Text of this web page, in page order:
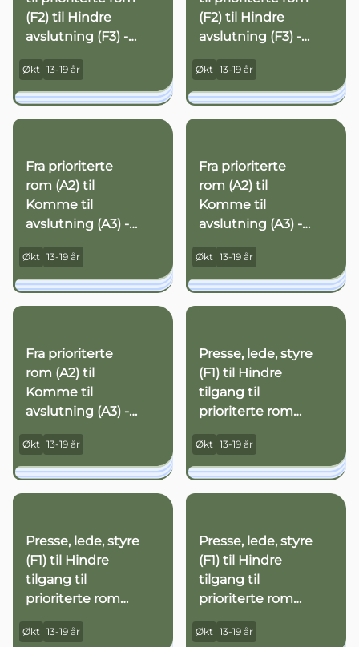
(F2) til Hindre
avslutning (F3) -
nr. 2
Økt 13-19 år
(F2) til Hindre
avslutning (F3) -
nr. 3
Økt 13-19 år
Fra prioriterte
rom (A2) til
Komme til
avslutning (A3) -
Nr. 1
Økt 13-19 år
Fra prioriterte
rom (A2) til
Komme til
avslutning (A3) -
Nr. 2
Økt 13-19 år
Fra prioriterte
rom (A2) til
Komme til
avslutning (A3) -
Nr. 3
Økt 13-19 år
Presse, lede, styre
(F1) til Hindre
tilgang til
prioriterte rom
(F2) - Nr. 1
Økt 13-19 år
Presse, lede, styre
(F1) til Hindre
tilgang til
prioriterte rom
(F2) - Nr. 2
Økt 13-19 år
Presse, lede, styre
(F1) til Hindre
tilgang til
prioriterte rom
(F2) - Nr. 3
Økt 13-19 år